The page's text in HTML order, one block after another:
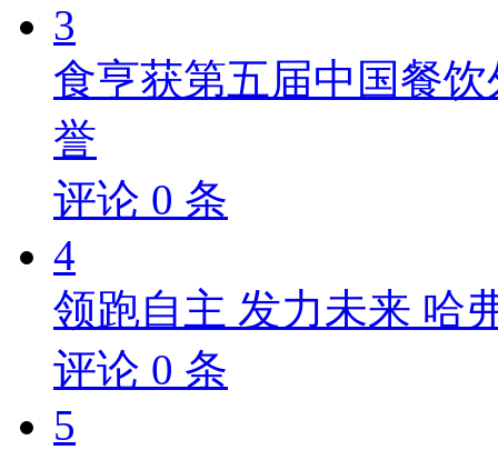
3
食亨获第五届中国餐
誉
评论 0 条
4
领跑自主 发力未来 哈
评论 0 条
5